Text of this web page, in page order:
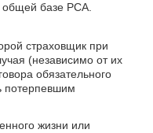
общей базе РСА.
страховщик при
(независимо от их
обязательного
потерпевшим
жизни или